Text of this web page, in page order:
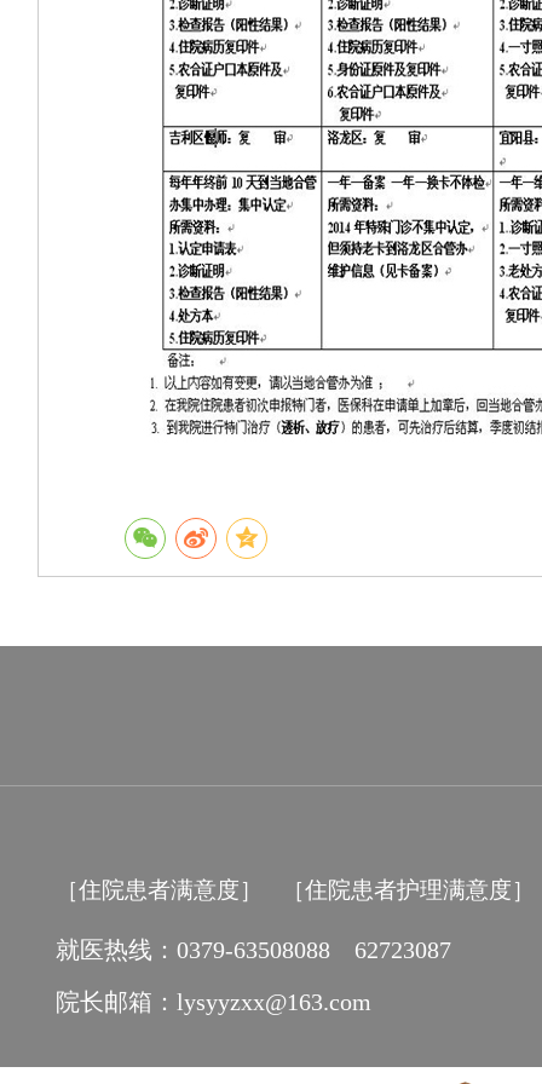
［住院患者满意度］ ［住院患者护理满意度］
就医热线：0379-63508088 62723087
院长邮箱：lysyyzxx@163.com